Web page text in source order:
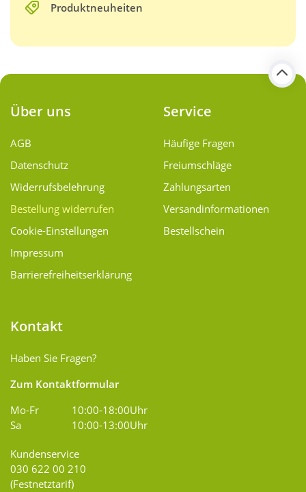
Produktneuheiten
Über uns
AGB
Datenschutz
Widerrufsbelehrung
Bestellung widerrufen
Cookie-Einstellungen
Impressum
Barrierefreiheitserklärung
Service
Häufige Fragen
Freiumschläge
Zahlungsarten
Versand­informationen
Bestellschein
Kontakt
Haben Sie Fragen?
Zum Kontaktformular
Mo-Fr
10:00-18:00Uhr
Sa
10:00-13:00Uhr
Kundenservice
030 622 00 210
(Festnetztarif)